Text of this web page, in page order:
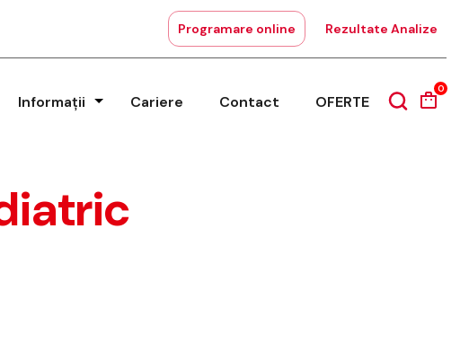
Programare online Rezultate Analize
Informații Cariere Contact OFERTE
0